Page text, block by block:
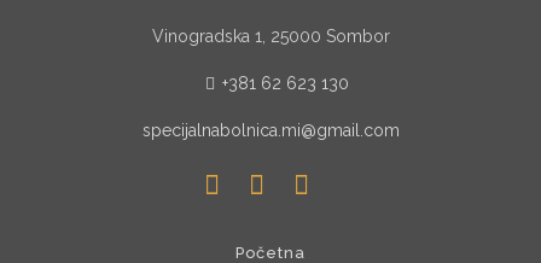
Vinogradska 1, 25000 Sombor
+381 62 623 130
specijalnabolnica.mi@gmail.com
Početna